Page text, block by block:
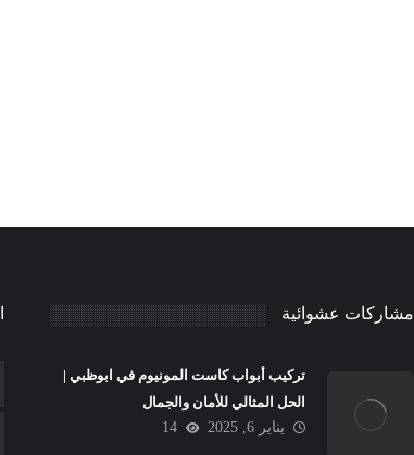
مشاركات عشوائية
تركيب أبواب كاست المونيوم في ابوظبي |
الحل المثالي للأمان والجمال
يناير 6, 2025
14